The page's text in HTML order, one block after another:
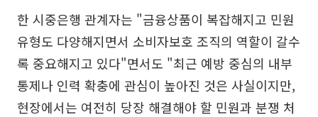
한 시중은행 관계자는 "금융상품이 복잡해지고 민원
유형도 다양해지면서 소비자보호 조직의 역할이 갈수
록 중요해지고 있다"면서도 "최근 예방 중심의 내부
통제나 인력 확충에 관심이 높아진 것은 사실이지만,
현장에서는 여전히 당장 해결해야 할 민원과 분쟁 처